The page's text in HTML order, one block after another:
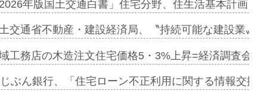
起用…
ミーレキ…
も城南エ…
合型の賃…
年版国土交通白書」住宅分野、住生活基本計画を
交通省不動産・建設経済局、〝持続可能な建設業〟
工務店の木造注文住宅価格5・3%上昇=経済調査会
ぶん銀行、「住宅ローン不正利用に関する情報交換